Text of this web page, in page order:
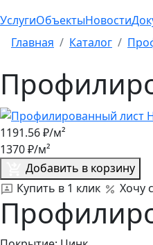
УслугиОбъектыНовости
Главная
Каталог
1191.56₽/м²
1370₽/м²
Добавить в корзину
Купить в 1 клик
Хочу